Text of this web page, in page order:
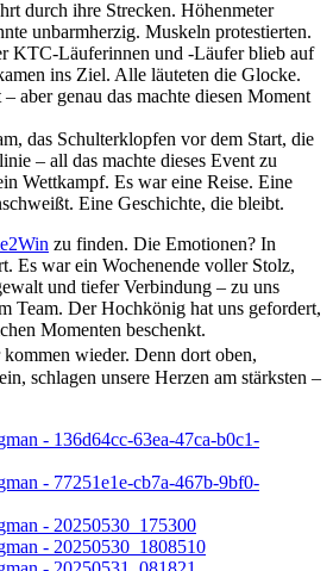
durch ihre Strecken. Höhenmeter
unbarmherzig. Muskeln protestierten.
KTC-Läuferinnen und -Läufer blieb auf
ins Ziel. Alle läuteten die Glocke.
aber genau das machte diesen Moment
das Schulterklopfen vor dem Start, die
– all das machte dieses Event zu
Wettkampf. Es war eine Reise. Eine
Eine Geschichte, die bleibt.
zu finden. Die Emotionen? In
Es war ein Wochenende voller Stolz,
und tiefer Verbindung – zu uns
Team. Der Hochkönig hat uns gefordert,
Momenten beschenkt.
wieder. Denn dort oben,
schlagen unsere Herzen am stärksten –